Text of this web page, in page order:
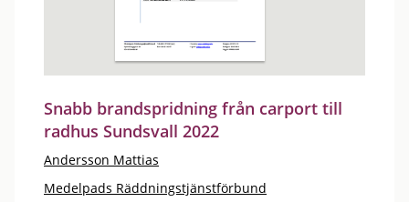
Snabb brandspridning från carport till
radhus Sundsvall 2022
Andersson Mattias
Medelpads Räddningstjänstförbund